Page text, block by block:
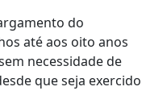
do
até aos oito anos
necessidade de
que seja exercido